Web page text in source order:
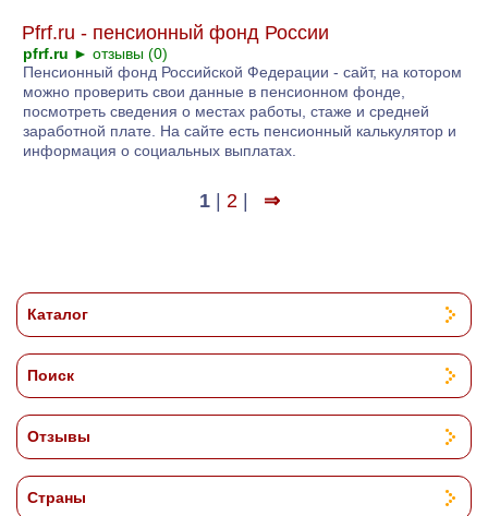
Pfrf.ru - пенсионный фонд России
pfrf.ru ► отзывы (0)
Пенсионный фонд Российской Федерации - сайт, на котором
можно проверить свои данные в пенсионном фонде,
посмотреть сведения о местах работы, стаже и средней
заработной плате. На сайте есть пенсионный калькулятор и
информация о социальных выплатах.
1| 2 | ⇒
Каталог
Поиск
Отзывы
Страны